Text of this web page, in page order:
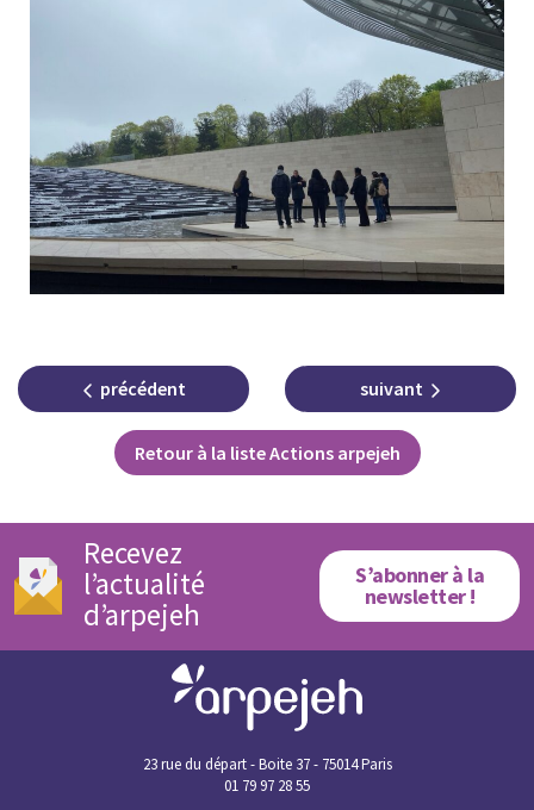
précédent
Retour à la liste Actions arpejeh
suivant
Recevez
l’actualité
d’arpejeh
S’abonner à la
newsletter !
23 rue du départ - Boite 37 - 75014 Paris
01 79 97 28 55